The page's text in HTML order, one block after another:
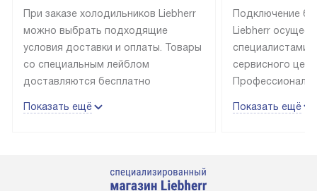
При заказе холодильников Liebherr
можно выбрать подходящие
условия доставки и оплаты. Товары
со специальным лейблом
доставляются бесплатно
до подъезда, выезд за МКАД
в течение трех дней. Доставка
Показать ещё
Подключение
Liebherr
специалистами
сервисного
эксплуатации
Показать ещё